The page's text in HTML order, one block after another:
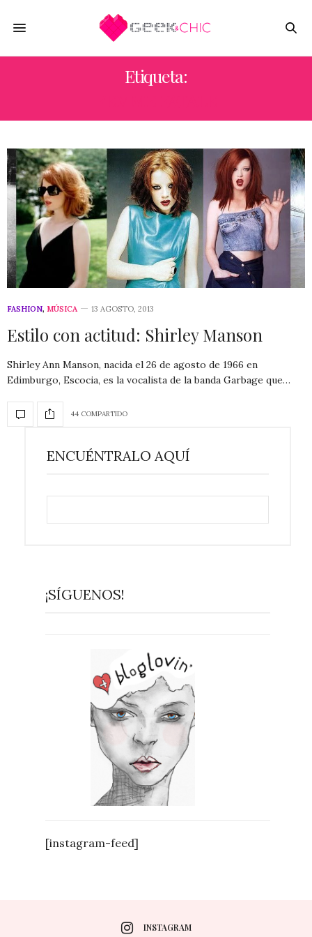
Etiqueta:
FASHION, MÚSICA 13 AGOSTO, 2013
Estilo con actitud: Shirley Manson
Shirley Ann Manson, nacida el 26 de agosto de 1966 en
Edimburgo, Escocia, es la vocalista de la banda Garbage que…
44 COMPARTIDO
ENCUÉNTRALO AQUÍ
¡SÍGUENOS!
[instagram-feed]
INSTAGRAM